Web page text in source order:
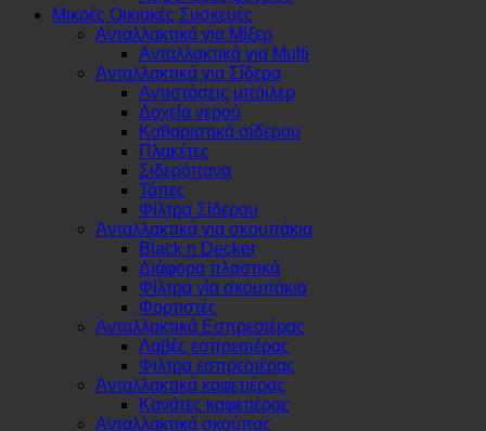
Μικρές Οικιακές Συσκευές
Ανταλλακτικά για Μίξερ
Ανταλλακτικά για Multi
Ανταλλακτικά για Σίδερα
Αντιστάσεις μπόιλερ
Δοχεία νερού
Καθαριστικά σίδερου
Πλακέτες
Σιδερόπανα
Τάπες
Φίλτρα Σίδερου
Ανταλλακτικά για σκουπάκια
Black n Decker
Διάφορα πλαστικά
Φίλτρα γία σκουπάκια
Φορτιστές
Ανταλλακτικά Εσπρεσιέρας
Λαβές εσπρεσιέρας
Φιλτρα εσπρεσιέρας
Ανταλλακτικά καφετιέρας
Κανάτες καφετιέρας
Ανταλλακτικά σκούπας